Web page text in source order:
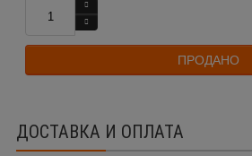
ПРОДАНО
ДОСТАВКА И ОПЛАТА